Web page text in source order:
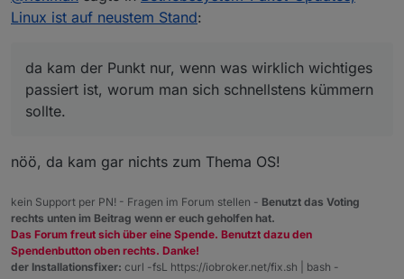
Linux ist auf neustem Stand:
da kam der Punkt nur, wenn was wirklich wichtiges
passiert ist, worum man sich schnellstens kümmern
sollte.
nöö, da kam gar nichts zum Thema OS!
kein Support per PN! - Fragen im Forum stellen - Benutzt das Voting
rechts unten im Beitrag wenn er euch geholfen hat.
Das Forum freut sich über eine Spende. Benutzt dazu den
Spendenbutton oben rechts. Danke!
der Installationsfixer: curl -fsL https://iobroker.net/fix.sh | bash -